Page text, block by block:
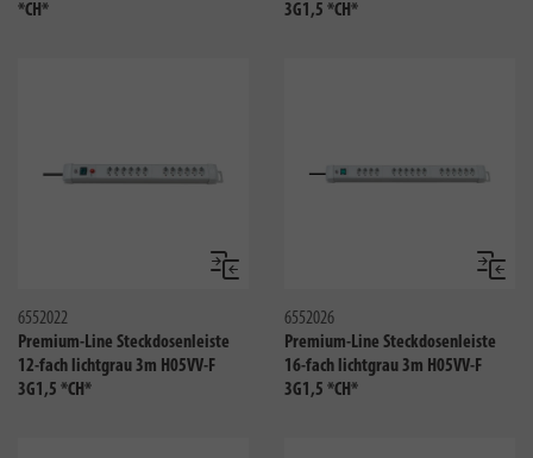
*CH*
3G1,5 *CH*
Vergleichen
6552022
Premium-Line Steckdosenleiste
12-fach lichtgrau 3m H05VV-F
3G1,5 *CH*
6552026
Premium-Line Steckdosenleiste
16-fach lichtgrau 3m H05VV-F
3G1,5 *CH*